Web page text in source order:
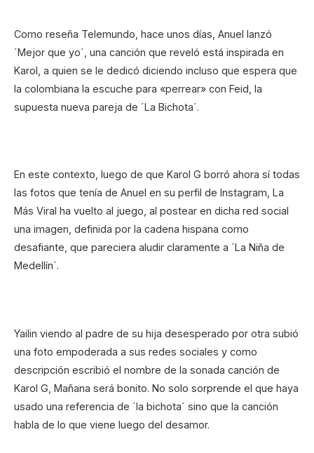
Como reseña Telemundo, hace unos días, Anuel lanzó
´Mejor que yo´, una canción que reveló está inspirada en
Karol, a quien se le dedicó diciendo incluso que espera que
la colombiana la escuche para «perrear» con Feid, la
supuesta nueva pareja de ´La Bichota´.
En este contexto, luego de que Karol G borró ahora sí todas
las fotos que tenía de Anuel en su perfil de Instagram, La
Más Viral ha vuelto al juego, al postear en dicha red social
una imagen, definida por la cadena hispana como
desafiante, que pareciera aludir claramente a ´La Niña de
Medellín´.
Yailin viendo al padre de su hija desesperado por otra subió
una foto empoderada a sus redes sociales y como
descripción escribió el nombre de la sonada canción de
Karol G, Mañana será bonito. No solo sorprende el que haya
usado una referencia de ´la bichota´ sino que la canción
habla de lo que viene luego del desamor.